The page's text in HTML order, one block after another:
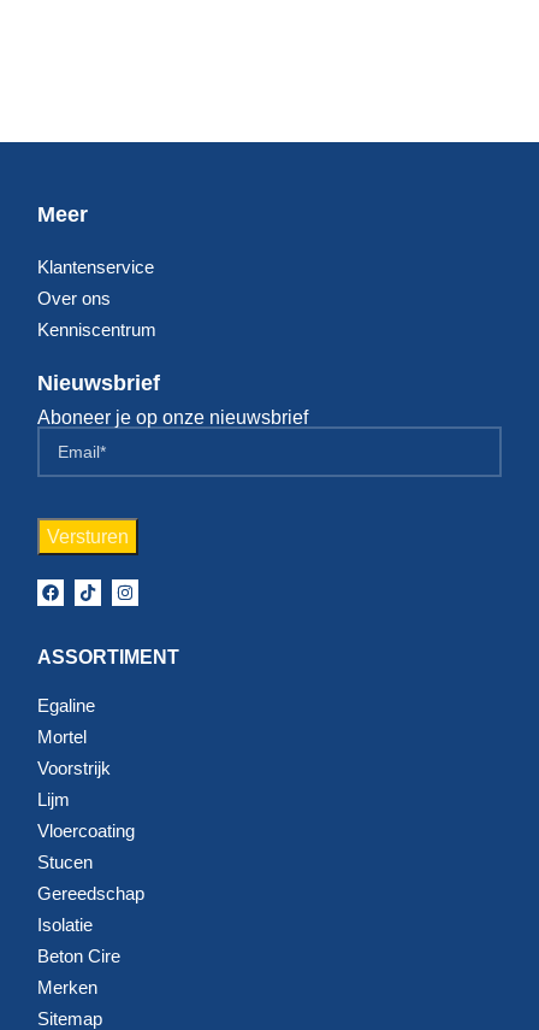
Meer
Klantenservice
Over ons
Kenniscentrum
Nieuwsbrief
Aboneer je op onze nieuwsbrief
ASSORTIMENT
Egaline
Mortel
Voorstrijk
Lijm
Vloercoating
Stucen
Gereedschap
Isolatie
Beton Cire
Merken
Sitemap